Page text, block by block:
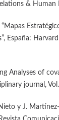
& Human
España:
Analyses of
journal,
y J.